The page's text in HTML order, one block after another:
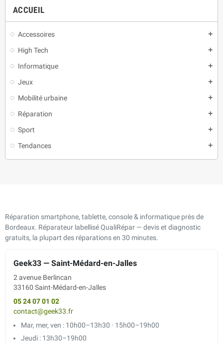
ACCUEIL
Accessoires add
High Tech add
Informatique add
Jeux add
Mobilité urbaine add
Réparation add
Sport add
Tendances add
Réparation smartphone, tablette, console & informatique près de
Bordeaux. Réparateur labellisé QualiRépar — devis et diagnostic
gratuits, la plupart des réparations en 30 minutes.
Geek33 — Saint-Médard-en-Jalles
2 avenue Berlincan
33160 Saint-Médard-en-Jalles
05 24 07 01 02
contact@geek33.fr
Mar, mer, ven : 10h00–13h30 · 15h00–19h00
Jeudi : 13h30–19h00